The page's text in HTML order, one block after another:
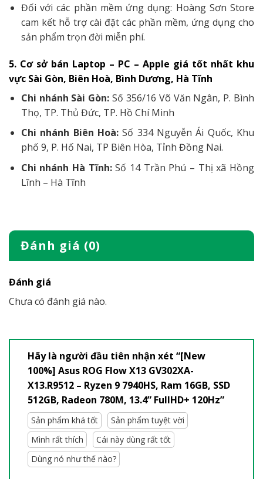
Đối với các phần mềm ứng dụng: Hoàng Sơn Store
cam kết hỗ trợ cài đặt các phần mềm, ứng dụng cho
sản phẩm trọn đời miễn phí.
5. Cơ sở bán Laptop – PC – Apple giá tốt nhất khu
vực Sài Gòn, Biên Hoà, Bình Dương, Hà Tĩnh
Chi nhánh Sài Gòn:Số 356/16 Võ Văn Ngân, P. Bình
Thọ, TP. Thủ Đức, TP. Hồ Chí Minh
Chi nhánh Biên Hoà:Số 334 Nguyễn Ái Quốc, Khu
phố 9, P. Hố Nai, TP Biên Hòa, Tỉnh Đồng Nai.
Chi nhánh Hà Tĩnh:Số 14 Trần Phú – Thị xã Hồng
Lĩnh – Hà Tĩnh
Đánh giá (0)
Đánh giá
Chưa có đánh giá nào.
Hãy là người đầu tiên nhận xét “[New
100%] Asus ROG Flow X13 GV302XA-
X13.R9512 – Ryzen 9 7940HS, Ram 16GB, SSD
512GB, Radeon 780M, 13.4” FullHD+ 120Hz”
Sản phẩm khá tốt
Sản phẩm tuyệt vời
Mình rất thích
Cái này dùng rất tốt
Dùng nó như thế nào?